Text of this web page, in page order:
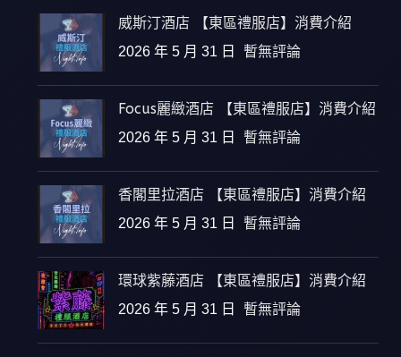
威斯汀酒店 【東區禮服店】消費介紹
2026 年 5 月 31 日 暫無評論
Focus麗緻酒店 【東區禮服店】消費介紹
2026 年 5 月 31 日 暫無評論
香閣里拉酒店 【東區禮服店】消費介紹
2026 年 5 月 31 日 暫無評論
環球紫藤酒店 【東區禮服店】消費介紹
2026 年 5 月 31 日 暫無評論